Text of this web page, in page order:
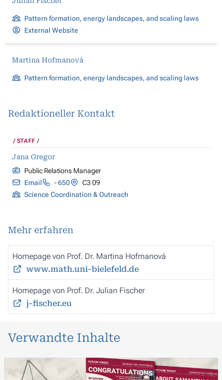
Pattern formation, energy landscapes, and scaling laws
External Website
Martina Hofmanová
Pattern formation, energy landscapes, and scaling laws
Redaktioneller Kontakt
STAFF
Jana Gregor
Public Relations Manager
Email
- 650
C3 09
Science Coordination & Outreach
Mehr erfahren
Homepage von Prof. Dr. Martina Hofmanová
www.math.uni-bielefeld.de
Homepage von Prof. Dr. Julian Fischer
j-fischer.eu
Verwandte Inhalte